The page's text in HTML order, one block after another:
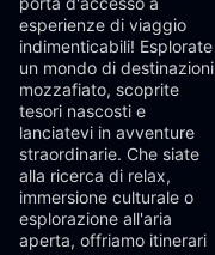
esperienze di viaggio
indimenticabili! Esplorate
un mondo di destinazioni
mozzafiato, scoprite
tesori nascosti e
lanciatevi in ​​avventure
straordinarie. Che siate
alla ricerca di relax,
immersione culturale o
esplorazione all'aria
aperta, offriamo itinerari